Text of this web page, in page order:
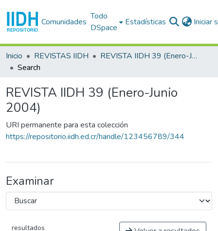
Comunidades
Todo
DSpace
Estadísticas Iniciar
Inicio REVISTAS IIDH
REVISTA IIDH 39 (Enero-Junio 2004)
Search
REVISTA IIDH 39 (Enero-Junio
2004)
URI permanente para esta colección
https://repositorio.iidh.ed.cr/handle/123456789/344
Examinar
resultados